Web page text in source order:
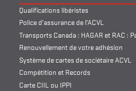
Qualifications libéristes
Police d’assurance de l’ACVL
Transports Canada : HAGAR et RAC :
Renouvellement de votre adhésion
Système de cartes de sociétaire ACVL
Compétition et Records
Carte CIIL ou IPPI